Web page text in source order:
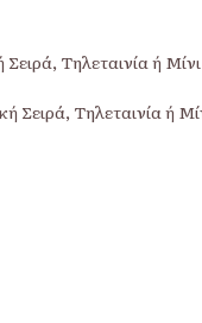
Σειρά, Τηλεταινία ή
Σειρά, Τηλεταινία ή